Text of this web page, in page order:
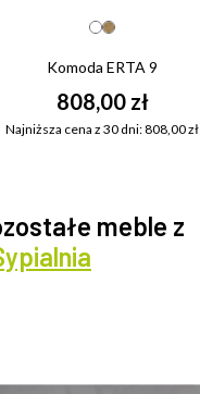
Komoda ERTA 9
808,00 zł
Najniższa cena z 30 dni: 808,00 zł
meble z